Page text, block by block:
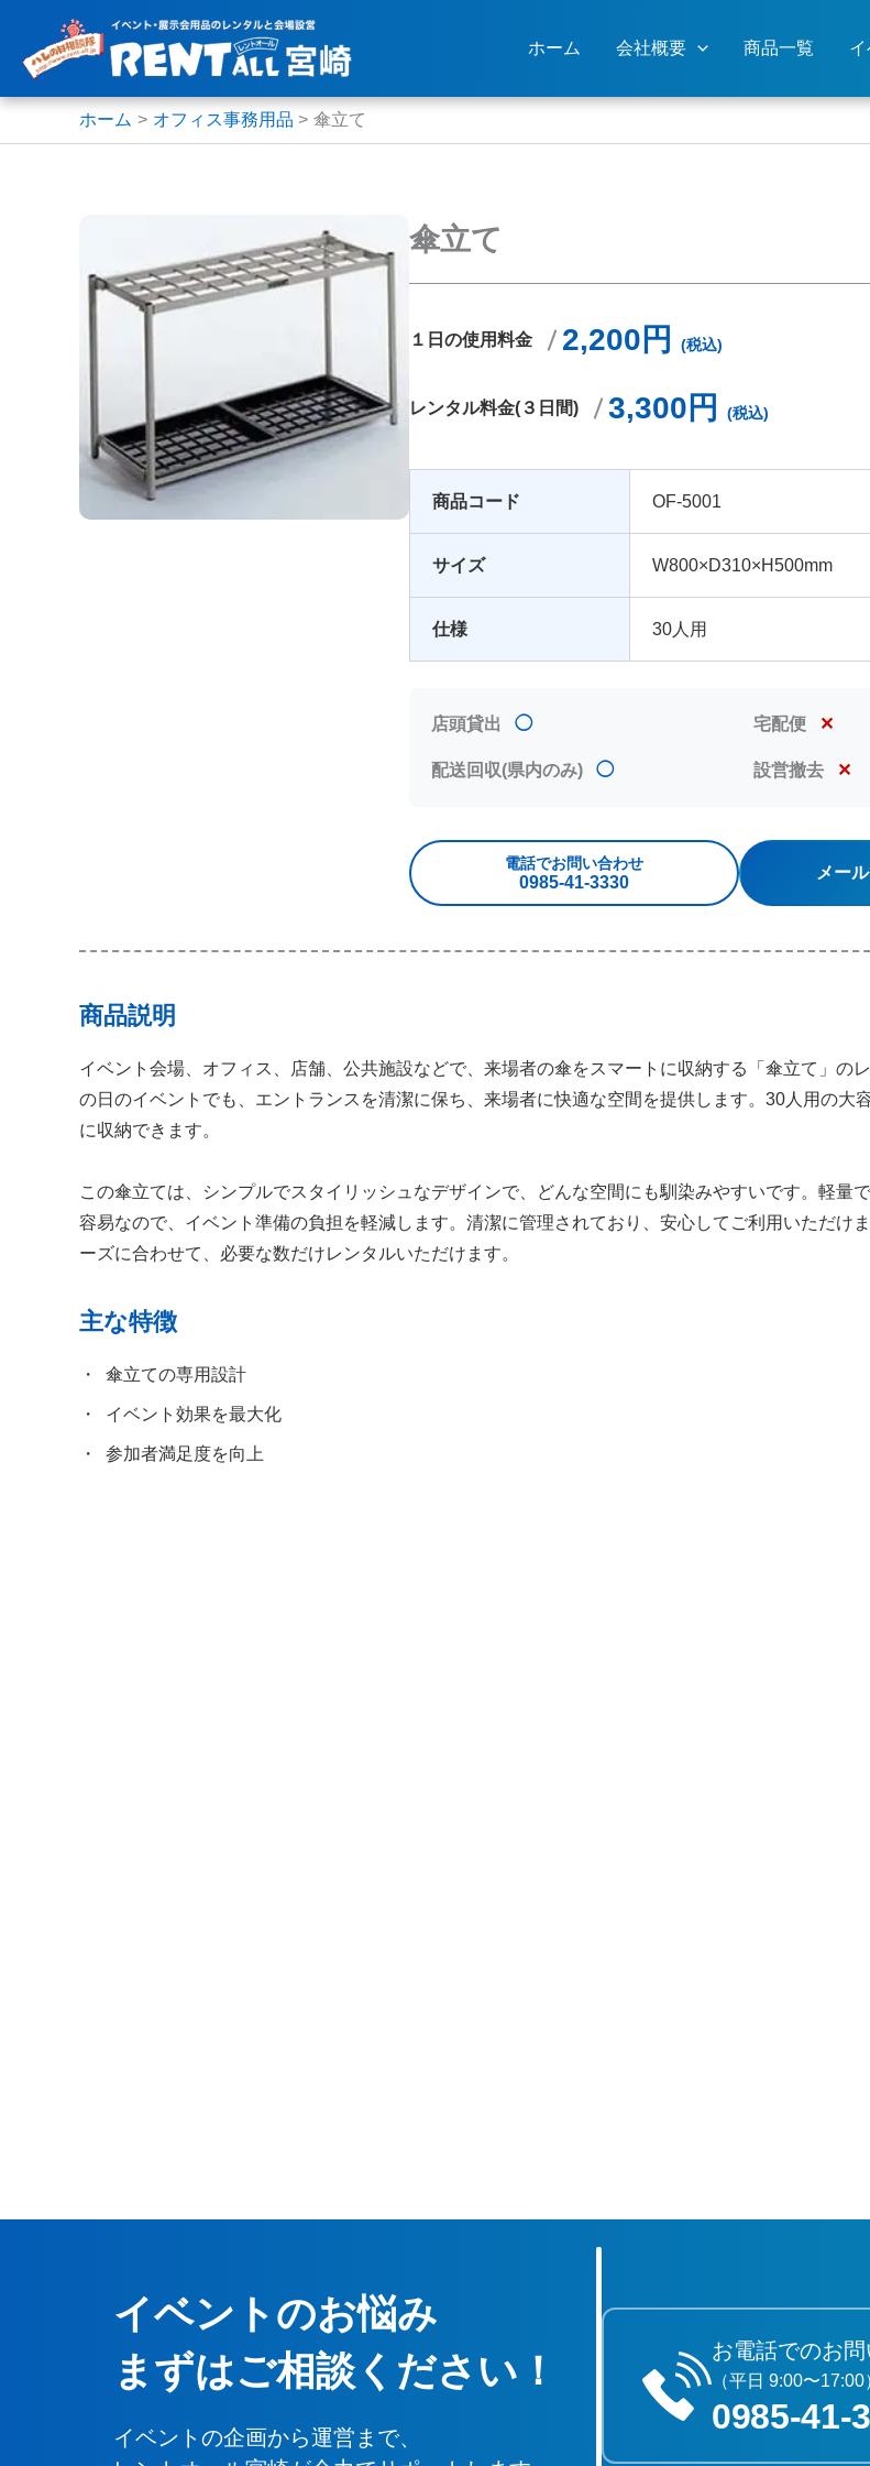
ス
ホーム 会社概要 商品一覧
ホーム オフィス事務用品 傘立て
傘立て
１日の使用料金 2,200円 (税込)
レンタル料金(３日間) 3,300円 (税込)
商品コード OF-5001
サイズ W800×D310×H500mm
仕様 30人用
店頭貸出 ◯ 宅配便 ✕
配送回収(県内のみ) ◯ 設営撤去 ✕
電話でお問い合わせ
0985‐41‐3330 メー
商品説明
イベント会場、オフィス、店舗、公共施設などで、来場者の傘をスマートに収納する「傘立て」の
の日のイベントでも、エントランスを清潔に保ち、来場者に快適な空間を提供します。30人用の大
に収納できます。
この傘立ては、シンプルでスタイリッシュなデザインで、どんな空間にも馴染みやすいです。軽量
容易なので、イベント準備の負担を軽減します。清潔に管理されており、安心してご利用いただけ
ーズに合わせて、必要な数だけレンタルいただけます。
主な特徴
傘立ての専用設計
イベント効果を最大化
参加者満足度を向上
イベントのお悩み
まずはご相談ください！
イベントの企画から運営まで、
お電話でのお
（平日 9:00〜17:00